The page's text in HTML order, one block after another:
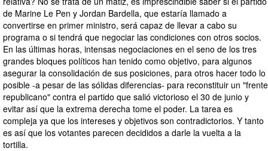
de Marine Le Pen y Jordan Bardella, que estaría llamado a
convertirse en primer ministro, será capaz de llevar a cabo su
programa o si tendrá que negociar las condiciones con otros socios.
En las últimas horas, intensas negociaciones en el seno de los tres
grandes bloques políticos han tenido como objetivo, para algunos
asegurar la consolidación de sus posiciones, para otros hacer todo lo
posible -a pesar de las sólidas diferencias- para reconstituir un "frente
republicano" contra el partido que salió victorioso el 30 de junio y
evitar así que la extrema derecha tome el poder. La tarea es
compleja ya que los intereses y objetivos son contradictorios. Y tanto
es así que los votantes parecen decididos a darle la vuelta a la
tortilla.